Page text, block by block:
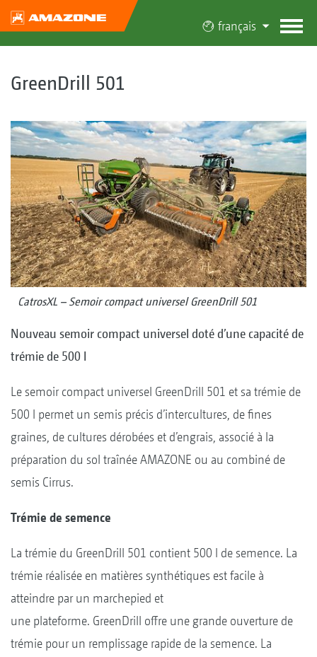
français
GreenDrill 501
CatrosXL – Semoir compact universel GreenDrill 501
Nouveau semoir compact universel doté d’une capacité de
trémie de 500 l
Le semoir compact universel GreenDrill 501 et sa trémie de
500 l permet un semis précis d’intercultures, de fines
graines, de cultures dérobées et d’engrais, associé à la
préparation du sol traînée AMAZONE ou au combiné de
semis Cirrus.
Trémie de semence
La trémie du GreenDrill 501 contient 500 l de semence. La
trémie réalisée en matières synthétiques est facile à
atteindre par un marchepied et
une plateforme. GreenDrill offre une grande ouverture de
trémie pour un remplissage rapide de la semence. La